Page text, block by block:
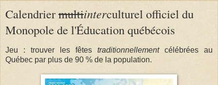
Calendriermultiinterculturel officiel du
Monopole de l'Éducation québécois
Jeu : trouver les fêtes traditionnellementcélébrées au
Québec par plus de 90 % de la population.